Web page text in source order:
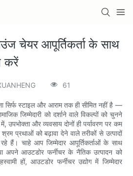
चेयर आपूर्तिकर्ता के साथ
करें
61
स्टाइल और आराम तक ही सीमित नहीं है —
जिम्मेदारी को दर्शाने वाले विकल्पों को चुनने
उपभोक्ता और व्यवसाय दोनों ही पर्यावरण पर कम
प्रथाओं को बढ़ावा देने वाले तरीकों से उत्पादों
हैं। चाहे आप जिम्मेदार आपूर्तिकर्ताओं के साथ
अपने आउटडोर फर्नीचर के नैतिक उत्पादन को
हों, आउटडोर फर्नीचर उद्योग में जिम्मेदार